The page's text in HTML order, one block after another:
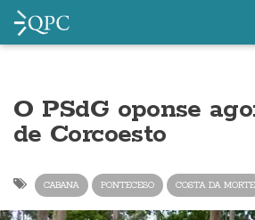
O PSdG oponse
de Corcoesto
CABANA PONTECESO COSTA DA MORTE